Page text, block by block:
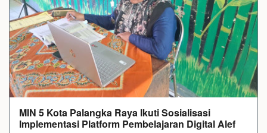
MIN 5 Kota Palangka Raya Ikuti Sosialisasi
Implementasi Platform Pembelajaran Digital Alef